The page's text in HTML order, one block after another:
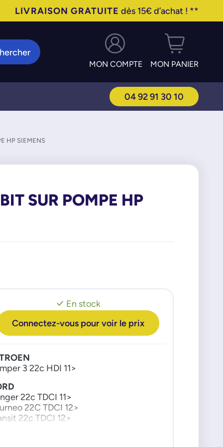
LIVRAISON GRATUITE dès 15€ d’achat ! **
MON COMPTE MON PANIER
04 92 91 30 10
HP SIEMENS
SUR POMPE HP
En stock
Connectez-vous pour voir le prix
3 22c HDI 11>
22c TDCI 11>
22C TDCI 12>
22c TDCI 12>